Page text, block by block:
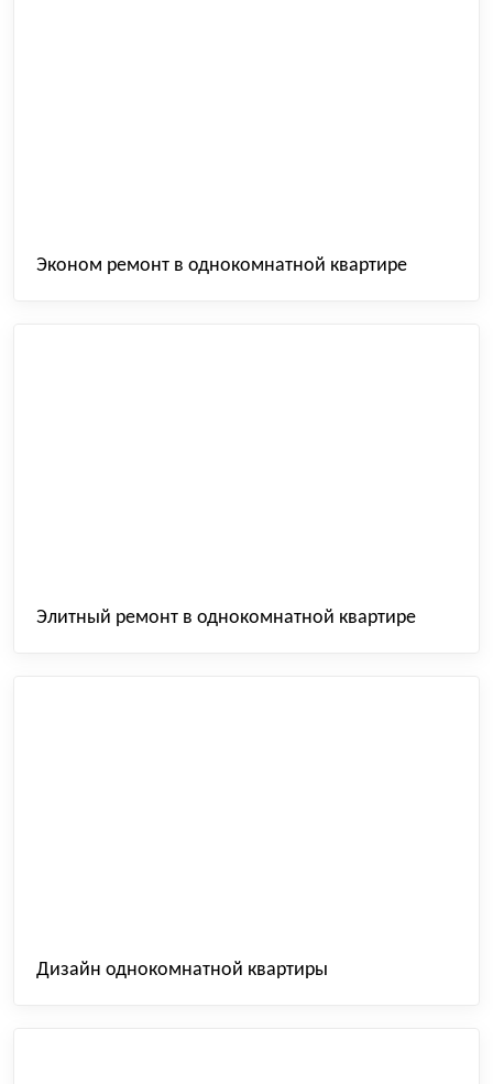
Эконом ремонт в однокомнатной квартире
Элитный ремонт в однокомнатной квартире
Дизайн однокомнатной квартиры